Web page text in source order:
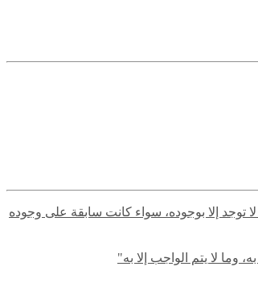
توجد إلا بوجوده، سواء كانت سابقة على وجوده